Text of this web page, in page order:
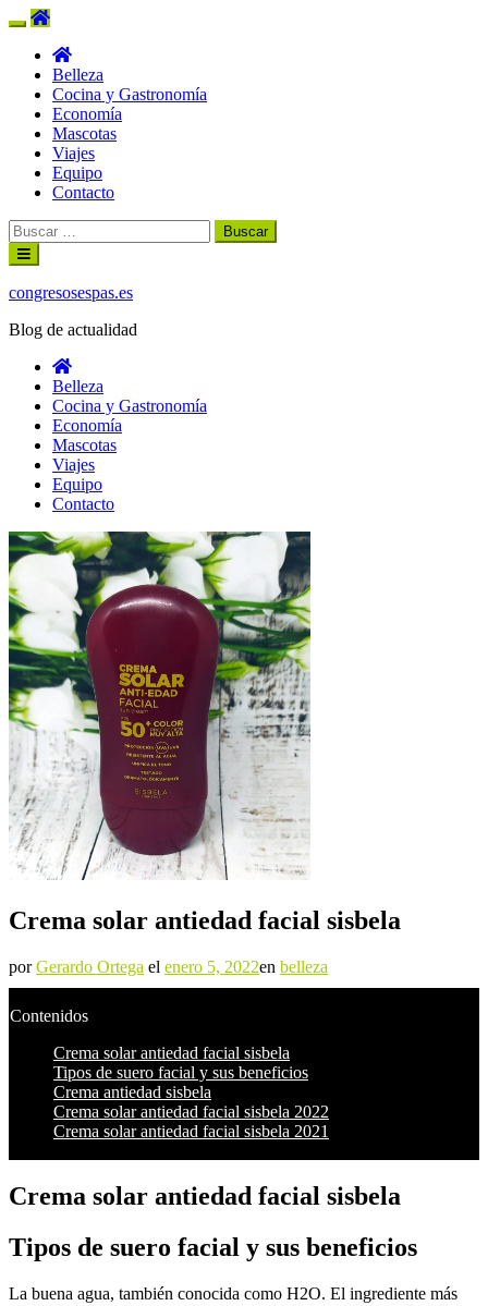
Belleza
Cocina y Gastronomía
Economía
Mascotas
Viajes
Equipo
Contacto
Buscar:
Ir
al
contenido
congresosespas.es
Blog de actualidad
Belleza
Cocina y Gastronomía
Economía
Mascotas
Viajes
Equipo
Contacto
Crema solar antiedad facial sisbela
porGerardo Ortega el enero 5, 2022en belleza
Contenidos
Crema solar antiedad facial sisbela
Tipos de suero facial y sus beneficios
Crema antiedad sisbela
Crema solar antiedad facial sisbela 2022
Crema solar antiedad facial sisbela 2021
Crema solar antiedad facial sisbela
Tipos de suero facial y sus beneficios
La buena agua, también conocida como H2O. El ingrediente más